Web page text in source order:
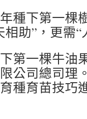
種下第一棵
助”，更需“
第一棵牛油
公司總司理
種育苗技巧